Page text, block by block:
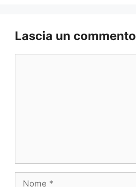
Lascia un commento
Nome